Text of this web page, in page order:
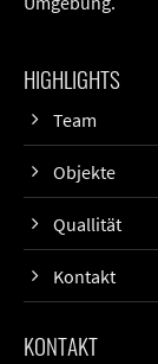
HIGHLIGHTS
Team
Objekte
Quallität
Kontakt
KONTAKT